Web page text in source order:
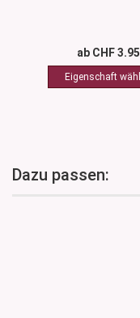
ab CHF 3.95
Dazu passen: